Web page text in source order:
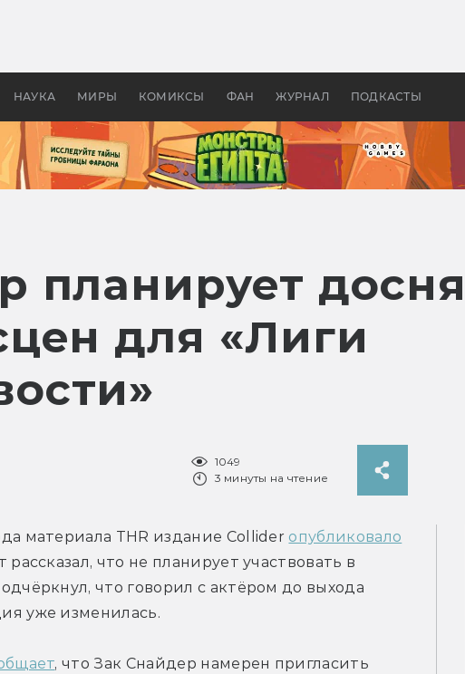
НАУКА МИРЫ КОМИКСЫ ФАН ЖУРНАЛ ПОДКАСТЫ
«Властелина колец»
Древней Грецией
планирует
для «Лиги
1049
3 минуты на чтение
материала THR издание Collider опубликовало
что не планирует участвовать в
что говорил с актёром до выхода
уже изменилась.
, что Зак Снайдер намерен пригласить